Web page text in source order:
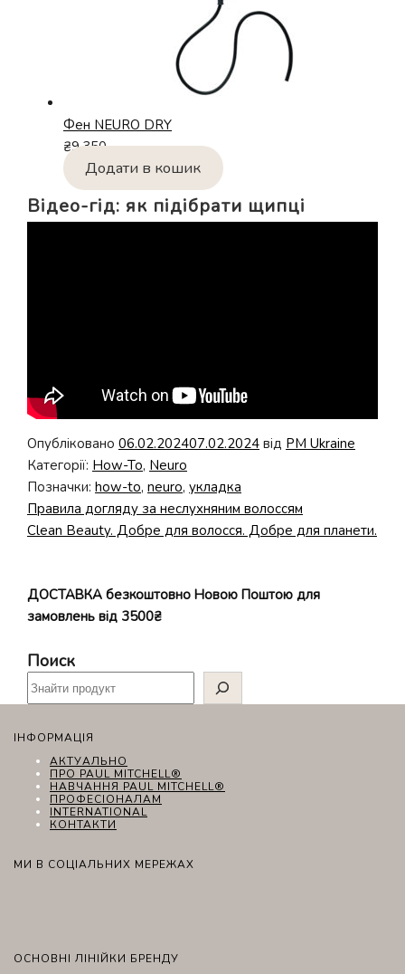
Фен NEURO DRY
₴9,350
Додати в кошик
Відео-гід: як підібрати щипці
Опубліковано 06.02.202407.02.2024 від PM Ukraine
Категорії: How-To, Neuro
Позначки: how-to, neuro, укладка
Навігація
записів
Попередні
записи:
Правила догляду за неслухняним волоссям
Наступні
Clean Beauty. Добре для волосся. Добре для планети.
ДОСТАВКА безкоштовно Новою Поштою для
замовлень від 3500₴
Поиск
ІНФОРМАЦІЯ
АКТУАЛЬНО
ПРО PAUL MITCHELL®
НАВЧАННЯ PAUL MITCHELL®
ПРОФЕСІОНАЛАМ
INTERNATIONAL
КОНТАКТИ
МИ В СОЦІАЛЬНИХ МЕРЕЖАХ
ОСНОВНІ ЛІНІЙКИ БРЕНДУ